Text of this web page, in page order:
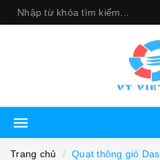
Trang chủ Quạt thông gió